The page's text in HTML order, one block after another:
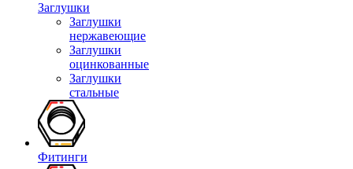
Заглушки
Заглушки
нержавеющие
Заглушки
оцинкованные
Заглушки
стальные
Фитинги